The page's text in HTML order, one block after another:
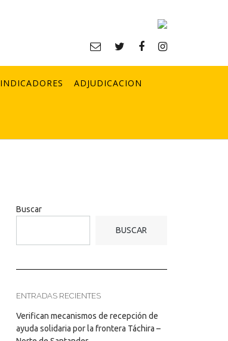
INDICADORES ADJUDICACION
Buscar
BUSCAR
ENTRADAS RECIENTES
Verifican mecanismos de recepción de
ayuda solidaria por la frontera Táchira –